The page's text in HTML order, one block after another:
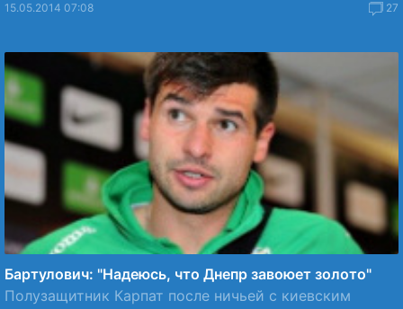
15.05.2014 07:08 27
Бартулович: "Надеюсь, что Днепр завоюет золото"
Полузащитник Карпат после ничьей с киевским